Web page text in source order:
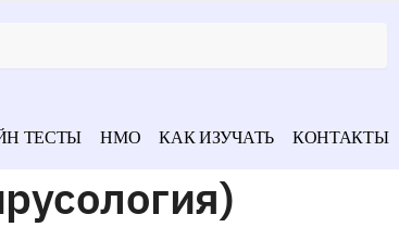
ТЕСТЫ НМО КАК ИЗУЧАТЬ КОНТАКТЫ